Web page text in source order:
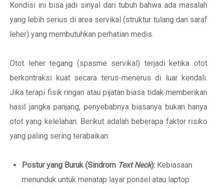
Kondisi ini bisa jadi sinyal dari tubuh bahwa ada masalah
yang lebih serius di area servikal (struktur tulang dan saraf
leher) yang membutuhkan perhatian medis.
Otot leher tegang (spasme servikal) terjadi ketika otot
berkontraksi kuat secara terus-menerus di luar kendali.
Jika terapi fisik ringan atau pijatan biasa tidak memberikan
hasil jangka panjang, penyebabnya biasanya bukan hanya
otot yang kelelahan. Berikut adalah beberapa faktor risiko
yang paling sering terabaikan:
Postur yang Buruk (Sindrom Text Neck): Kebiasaan
menunduk untuk menatap layar ponsel atau laptop